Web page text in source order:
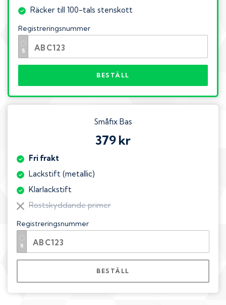
Räcker till 100-tals stenskott
Registreringsnummer
BESTÄLL
Småfix Bas
379 kr
Fri frakt
Lackstift (metallic)
Klarlackstift
Rostskyddande primer
Registreringsnummer
BESTÄLL